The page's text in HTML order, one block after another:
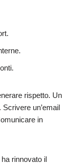
rispetto. Un
un’email
in
rinnovato il